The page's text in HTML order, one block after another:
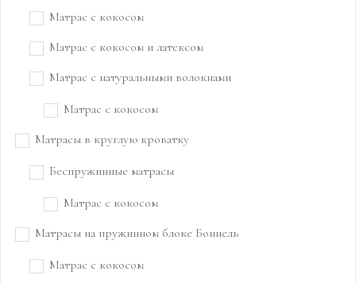
Матрас с кокосом
Матрас с кокосом и латексом
Матрас с натуральными волокнами
Матрас с кокосом
Матрасы в круглую кроватку
Беспружинные матрасы
Матрас с кокосом
Матрасы на пружинном блоке Боннель
Матрас с кокосом